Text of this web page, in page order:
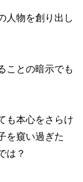
人物を創り出し
ことの暗示でも
も本心をさらけ
を窺い過ぎた
は？